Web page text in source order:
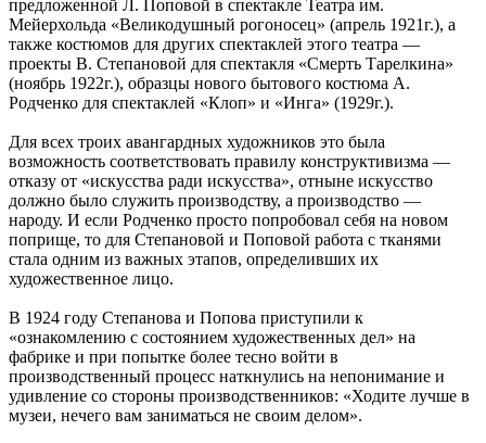
предложенной Л. Поповой в спектакле Театра им.
Мейерхольда «Великодушный рогоносец» (апрель 1921г.), а
также костюмов для других спектаклей этого театра —
проекты В. Степановой для спектакля «Смерть Тарелкина»
(ноябрь 1922г.), образцы нового бытового костюма А.
Родченко для спектаклей «Клоп» и «Инга» (1929г.).
Для всех троих авангардных художников это была
возможность соответствовать правилу конструктивизма —
отказу от «искусства ради искусства», отныне искусство
должно было служить производству, а производство —
народу. И если Родченко просто попробовал себя на новом
поприще, то для Степановой и Поповой работа с тканями
стала одним из важных этапов, определивших их
художественное лицо.
В 1924 году Степанова и Попова приступили к
«ознакомлению с состоянием художественных дел» на
фабрике и при попытке более тесно войти в
производственный процесс наткнулись на непонимание и
удивление со стороны производственников: «Ходите лучше в
музеи, нечего вам заниматься не своим делом».